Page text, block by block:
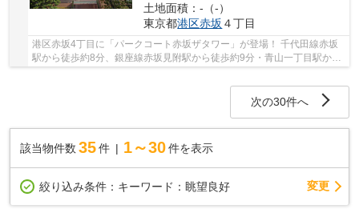
土地面積：-（-）
東京都港区赤坂 ４丁目
港区赤坂4丁目に「パークコート赤坂ザタワー」が登場！ 千代田線赤坂
駅から徒歩約8分、銀座線赤坂見附駅から徒歩約9分・青山一丁目駅から
徒歩約11分。 5路線3駅利用可能な大変便利な立...
次の30件へ
該当物件数 35件 1～30 件を表示
絞り込み条件： キーワード：眺望良好 変更